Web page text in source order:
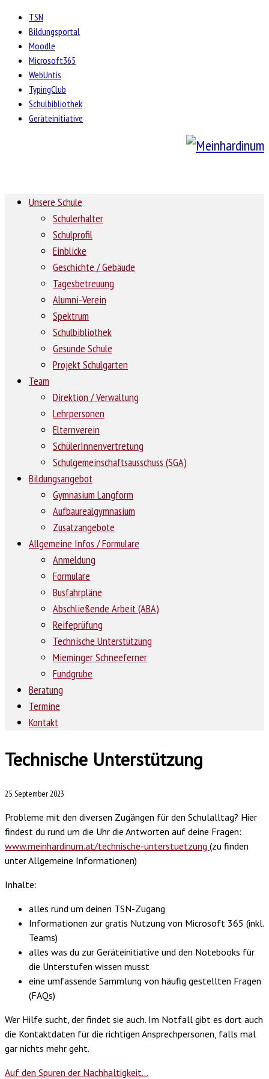
TSN
Bildungsportal
Moodle
Microsoft365
WebUntis
TypingClub
Schulbibliothek
Geräteinitiative
Unsere Schule
Schulerhalter
Schulprofil
Einblicke
Geschichte / Gebäude
Tagesbetreuung
Alumni-Verein
Spektrum
Schulbibliothek
Gesunde Schule
Projekt Schulgarten
Team
Direktion / Verwaltung
Lehrpersonen
Elternverein
SchülerInnenvertretung
Schulgemeinschaftsausschuss (SGA)
Bildungsangebot
Gymnasium Langform
Aufbaurealgymnasium
Zusatzangebote
Allgemeine Infos / Formulare
Anmeldung
Formulare
Busfahrpläne
Abschließende Arbeit (ABA)
Reifeprüfung
Technische Unterstützung
Mieminger Schneeferner
Fundgrube
Beratung
Termine
Kontakt
Technische Unterstützung
25. September 2023
Probleme mit den diversen Zugängen für den Schulalltag? Hier
findest du rund um die Uhr die Antworten auf deine Fragen:
www.meinhardinum.at/technische-unterstuetzung (zu finden
unter Allgemeine Informationen)
Inhalte:
alles rund um deinen TSN-Zugang
Informationen zur gratis Nutzung von Microsoft 365 (inkl.
Teams)
alles was du zur Geräteinitiative und den Notebooks für
die Unterstufen wissen musst
eine umfassende Sammlung von häufig gestellten Fragen
(FAQs)
Wer Hilfe sucht, der findet sie auch. Im Notfall gibt es dort auch
die Kontaktdaten für die richtigen Ansprechpersonen, falls mal
gar nichts mehr geht.
Auf den Spuren der Nachhaltigkeit...